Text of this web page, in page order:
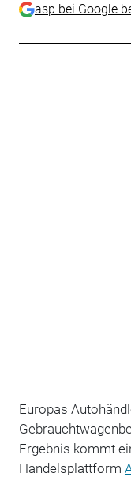
asp bei Google
Europas
Ergebnis kommt
Handelsplattform